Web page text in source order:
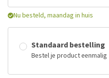
Nu besteld, maandag in huis
Standaard bestelling
Bestel je product eenmalig